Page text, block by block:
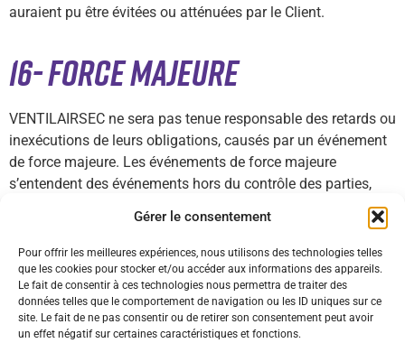
Gérer le consentement
Pour offrir les meilleures expériences, nous utilisons des technologies telles
que les cookies pour stocker et/ou accéder aux informations des appareils.
Le fait de consentir à ces technologies nous permettra de traiter des
données telles que le comportement de navigation ou les ID uniques sur ce
site. Le fait de ne pas consentir ou de retirer son consentement peut avoir
un effet négatif sur certaines caractéristiques et fonctions.
auraient pu être évitées ou atténuées par le Client.
16- FORCE MAJEURE
VENTILAIRSEC ne sera pas tenue responsable des retards ou
inexécutions de leurs obligations, causés par un événement
de force majeure. Les événements de force majeure
s’entendent des événements hors du contrôle des parties,
comprennent (sans que cette liste soit limitative) les guerres,
les émeutes, les grèves et les autres conflits collectifs du
travail, les catastrophes naturelles, les pandémies et
épidémies, les intempéries à caractère exceptionnel, les
pannes ou l’indisponibilité générale des moyens de
transport, les accidents, les incendies, les explosions et les